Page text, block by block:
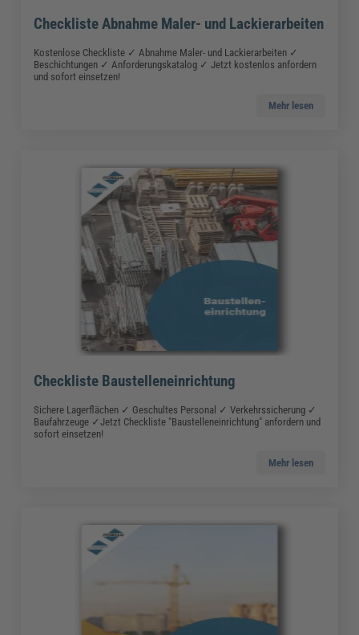
Checkliste Abnahme Maler- und Lackierarbeiten
Kostenlose Checkliste ✓ Abnahme Maler- und Lackierarbeiten ✓
Beschichtungen ✓ Anforderungskatalog ✓ Jetzt kostenlos anfordern
und sofort einsetzen!
Mehr lesen
Checkliste Baustelleneinrichtung
Sichere Lagerflächen ✓ Geschultes Personal ✓ Verkehrssicherung ✓
Baufahrzeuge ✓Jetzt Checkliste "Baustelleneinrichtung" anfordern und
sofort einsetzen!
Mehr lesen